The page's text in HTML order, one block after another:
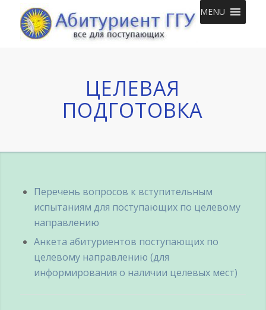
MENU
ЦЕЛЕВАЯ
ПОДГОТОВКА
Перечень вопросов к вступительным
испытаниям для поступающих по целевому
направлению
Анкета абитуриентов поступающих по
целевому направлению (для
информирования о наличии целевых мест)